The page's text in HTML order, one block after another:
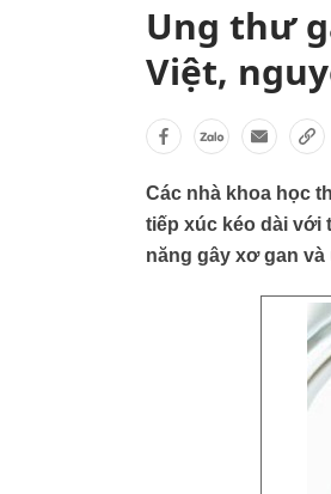
Ung thư
Việt,
Các nhà khoa học
tiếp xúc kéo dài với
năng gây xơ gan